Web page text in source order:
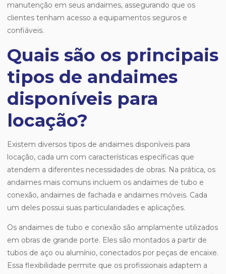
manutenção em seus andaimes, assegurando que os
clientes tenham acesso a equipamentos seguros e
confiáveis.
Quais são os principais
tipos de andaimes
disponíveis para
locação?
Existem diversos tipos de andaimes disponíveis para
locação, cada um com características específicas que
atendem a diferentes necessidades de obras. Na prática, os
andaimes mais comuns incluem os andaimes de tubo e
conexão, andaimes de fachada e andaimes móveis. Cada
um deles possui suas particularidades e aplicações.
Os andaimes de tubo e conexão são amplamente utilizados
em obras de grande porte. Eles são montados a partir de
tubos de aço ou alumínio, conectados por peças de encaixe.
Essa flexibilidade permite que os profissionais adaptem a